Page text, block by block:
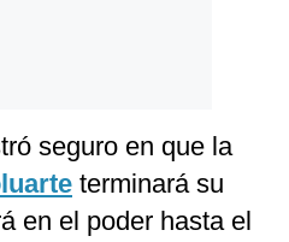
seguro en que la
terminará su
en el poder hasta el